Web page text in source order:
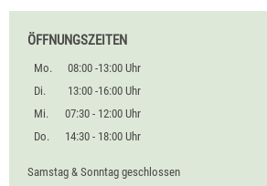
ÖFFNUNGSZEITEN
Mo.
08:00 -13:00 Uhr
Di.
13:00 -16:00 Uhr
Mi.
07:30 - 12:00 Uhr
Do.
14:30 - 18:00 Uhr
Samstag & Sonntag geschlossen